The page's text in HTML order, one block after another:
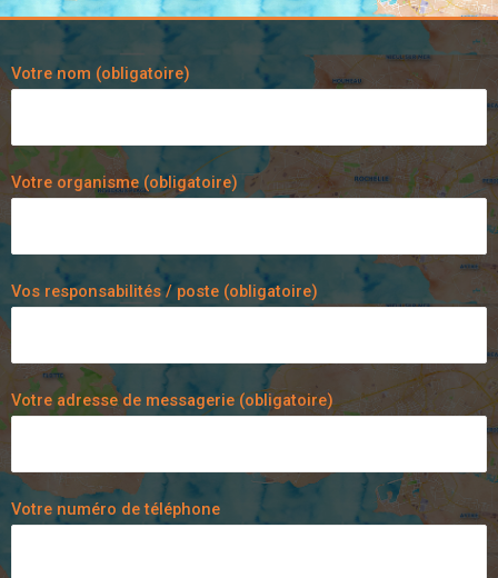
Votre nom (obligatoire)
Votre organisme (obligatoire)
Vos responsabilités / poste (obligatoire)
Votre adresse de messagerie (obligatoire)
Votre numéro de téléphone